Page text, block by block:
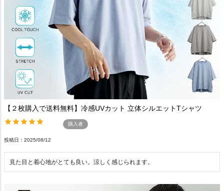
【２枚購入で送料無料】冷感UVカット 立体シルエットTシャツ
購入者
投稿日 2025/08/12
見た目と着心地がとても良い。涼しく感じられます。